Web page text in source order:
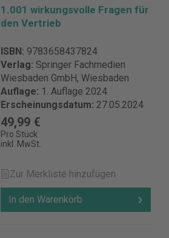
1.001 wirkungsvolle Fragen für
den Vertrieb
ISBN: 9783658437824
Verlag: Springer Fachmedien
Wiesbaden GmbH, Wiesbaden
Auflage: 1. Auflage 2024
Erscheinungsdatum: 27.05.2024
49,99 €
Pro Stück
inkl. MwSt.
Zur Merkliste hinzufügen
In den Warenkorb